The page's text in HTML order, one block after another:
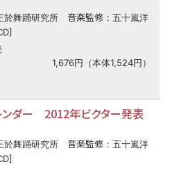
於舞踊研究所 音楽監修 ：五十嵐洋
1,676円（本体1,524円）
ンダー 2012年ビクター発表
於舞踊研究所 音楽監修 ：五十嵐洋